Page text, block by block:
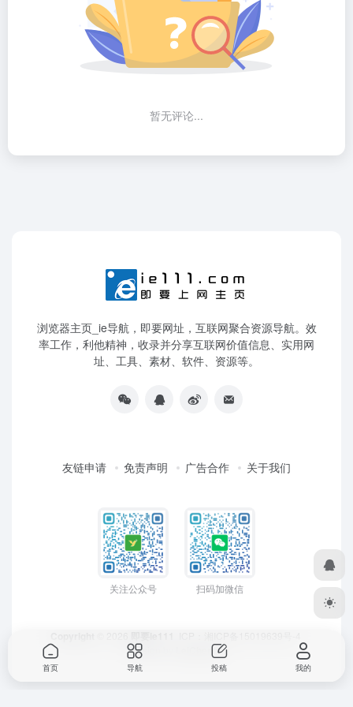
暂无评论...
浏览器主页_ie导航，即要网址，互联网聚合资源导航。效
率工作，利他精神，收录并分享互联网价值信息、实用网
址、工具、素材、软件、资源等。
友链申请 免责声明 广告合作 关于我们
关注公众号 扫码加微信
Design by
LeiCheng
首页 导航 投稿 我的